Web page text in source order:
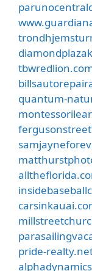
quantum-
pride-